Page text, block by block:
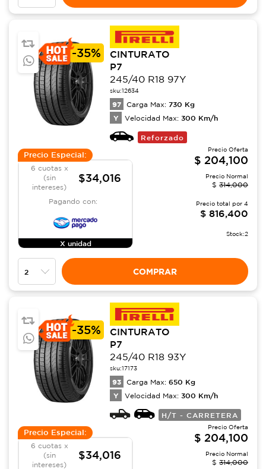
-35%
CINTURATO
P7
245/40 R18 97Y
sku:12634
97 Carga Max: 730 Kg
Y Velocidad Max: 300 Km/h
Reforzado
Precio Especial:
6 cuotas x
(sin
intereses)
$34,016
Pagando con:
X unidad
Precio Oferta
$ 204,100
Precio Normal
$ 314,000
Precio total por 4
$ 816,400
Stock:2
COMPRAR
-35%
CINTURATO
P7
245/40 R18 93Y
sku:17173
93 Carga Max: 650 Kg
Y Velocidad Max: 300 Km/h
H/T - CARRETERA
Precio Especial:
6 cuotas x
(sin
intereses)
$34,016
Precio Oferta
$ 204,100
Precio Normal
$ 314,000